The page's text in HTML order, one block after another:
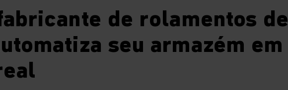
de rolamentos de
seu armazém em